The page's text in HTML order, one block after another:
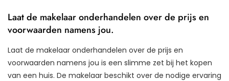
Laat de makelaar onderhandelen over de prijs en
voorwaarden namens jou.
Laat de makelaar onderhandelen over de prijs en
voorwaarden namens jou is een slimme zet bij het kopen
van een huis. De makelaar beschikt over de nodige ervaring